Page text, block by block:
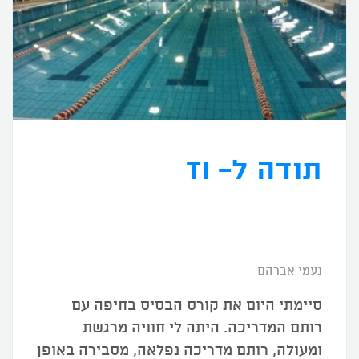
תודה ל- TI
נעמי אברהם
סיימתי היום את קורס הבסיס בחיפה עם
רותם המדריכה. היתה לי חוויה מרגשת
ומעולה, רותם מדריכה נפלאה, מסבירה באופן